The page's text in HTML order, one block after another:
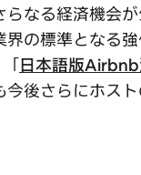
なる経済機会
の標準となる
日本語版Airbnb
後さらにホス